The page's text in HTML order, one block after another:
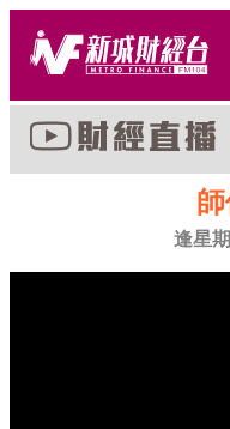
逢星